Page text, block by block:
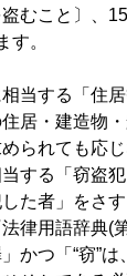
むこと〕、
。
当する「住
居・建造物
られても応
する「窃盗
た者」をさ
律用語辞典(
かつ「“窃”は